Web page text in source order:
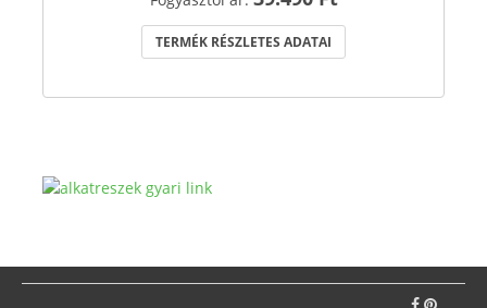
TERMÉK RÉSZLETES ADATAI